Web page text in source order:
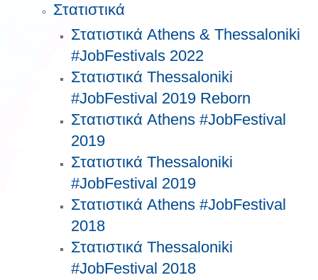
Στατιστικά
Στατιστικά Athens & Thessaloniki
#JobFestivals 2022
Στατιστικά Thessaloniki
#JobFestival 2019 Reborn
Στατιστικά Athens #JobFestival
2019
Στατιστικά Thessaloniki
#JobFestival 2019
Στατιστικά Athens #JobFestival
2018
Στατιστικά Thessaloniki
#JobFestival 2018